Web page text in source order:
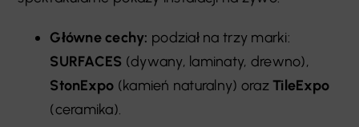
Główne cechy: podział na trzy marki:
SURFACES (dywany, laminaty, drewno),
StonExpo (kamień naturalny) oraz TileExpo
(ceramika).